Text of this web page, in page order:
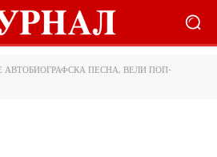
АВТОБИОГРАФСКА ПЕСНА, ВЕЛИ ПОП-